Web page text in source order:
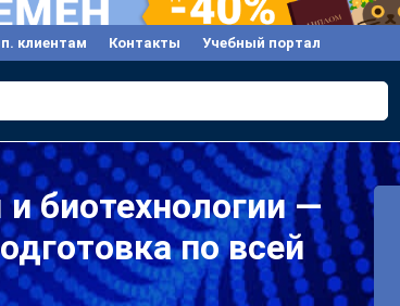
клиентам Контакты Учебный портал
биотехнологии —
по всей